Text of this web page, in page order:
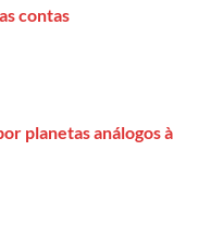
contas
planetas análogos à